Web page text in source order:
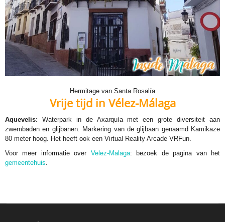
Hermitage van Santa Rosalía
Vrije tijd in Vélez-Málaga
Aquevelis: Waterpark in de Axarquía met een grote diversiteit aan
zwembaden en glijbanen. Markering van de glijbaan genaamd Kamikaze
80 meter hoog. Het heeft ook een Virtual Reality Arcade VRFun.
Voor meer informatie over Velez-Malaga: bezoek de pagina van het
gemeentehuis.